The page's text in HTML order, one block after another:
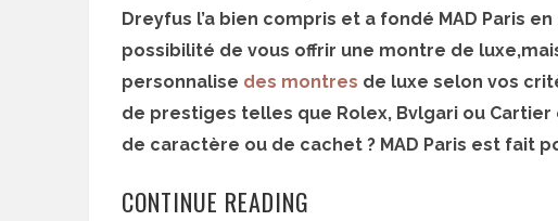
Dreyfus l’a bien compris et a fondé MAD Paris
possibilité de vous offrir une montre de
personnalise des montres de luxe selon vos
de prestiges telles que Rolex, Bvlgari ou
de caractère ou de cachet ? MAD Paris est fait
CONTINUE READING